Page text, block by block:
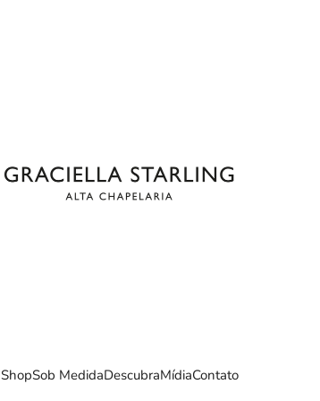
GRACIELLA STARLING
ShopSob MedidaDescubraMídiaContato